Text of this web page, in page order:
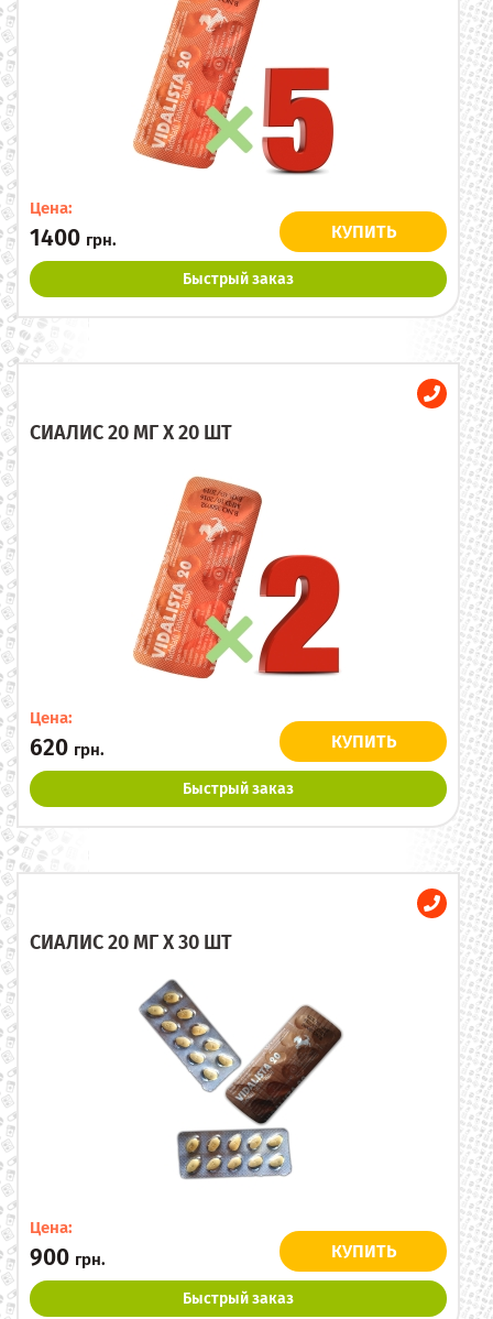
Цена:
1400 грн. КУПИТЬ
Быстрый заказ
СИАЛИС 20 МГ X 20 ШТ
Цена:
620 грн. КУПИТЬ
Быстрый заказ
СИАЛИС 20 МГ X 30 ШТ
Цена:
900 грн. КУПИТЬ
Быстрый заказ